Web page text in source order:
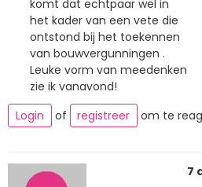
komt dat echtpaar wel in
het kader van een vete die
ontstond bij het toekennen
van bouwvergunningen .
Leuke vorm van meedenken
zie ik vanavond!
Login
of registreer om te
7